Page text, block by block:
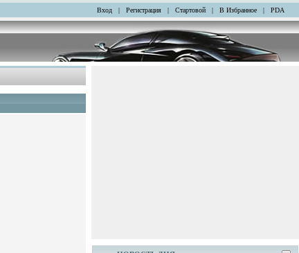
Вход | Регистрация | Стартовой | В Избранное | PDA